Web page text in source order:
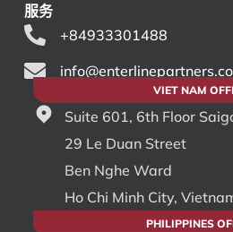
服务
+84933301488
VIET NAM
Suite 601, 6th Floor
29 Le Duan Street
Ben Nghe Ward
Ho Chi Minh City,
PHILIPPINES